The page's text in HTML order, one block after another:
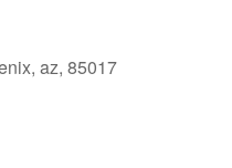
az, 85017